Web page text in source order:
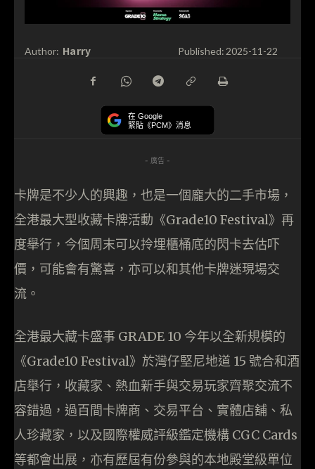
Author: Harry Published:2025-11-22
在 Google
緊貼《PCM》消息
- 廣告 -
卡牌是不少人的興趣，也是一個龐大的二手市場，
全港最大型收藏卡牌活動《Grade10 Festival》再
度舉行，今個周末可以拎埋櫃桶底的閃卡去估吓
價，可能會有驚喜，亦可以和其他卡牌迷現場交
流。
全港最大藏卡盛事 GRADE 10 今年以全新規模的
《Grade10 Festival》於灣仔堅尼地道 15 號合和酒
店舉行，收藏家、熱血新手與交易玩家齊聚交流不
容錯過，過百間卡牌商、交易平台、實體店舖、私
人珍藏家，以及國際權威評級鑑定機構 CGC Cards
等都會出展，亦有歷屆有份參與的本地殿堂級單位